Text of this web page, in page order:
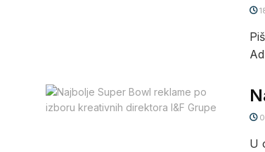
U